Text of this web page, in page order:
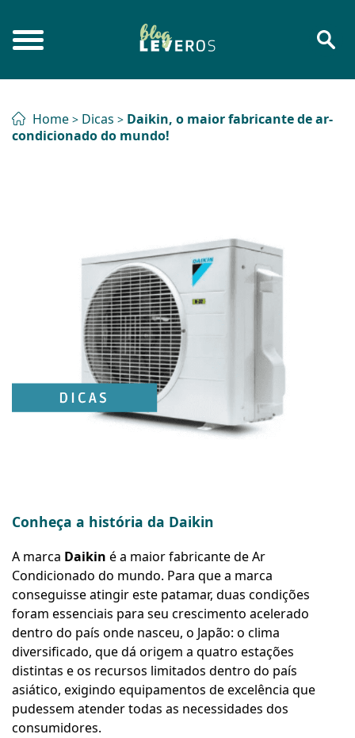
Home > Dicas > Daikin, o maior fabricante de ar-
condicionado do mundo!
Conheça a história da Daikin
A marca Daikin é a maior fabricante de Ar
Condicionado do mundo. Para que a marca
conseguisse atingir este patamar, duas condições
foram essenciais para seu crescimento acelerado
dentro do país onde nasceu, o Japão: o clima
diversificado, que dá origem a quatro estações
distintas e os recursos limitados dentro do país
asiático, exigindo equipamentos de excelência que
pudessem atender todas as necessidades dos
consumidores.